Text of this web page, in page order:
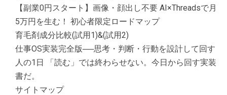
【副業0円スタート】画像・顔出し不要 AI×Threadsで月
5万円を生む！ 初心者限定ロードマップ
育毛剤成分比較(試用1)&(試用2)
仕事OS実装完全版──思考・判断・行動を設計して回す
人の1日 「読む」では終わらせない。今日から回す実装
書だ。
サイトマップ